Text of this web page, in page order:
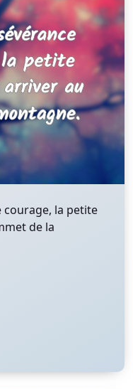
courage, la petite
de la